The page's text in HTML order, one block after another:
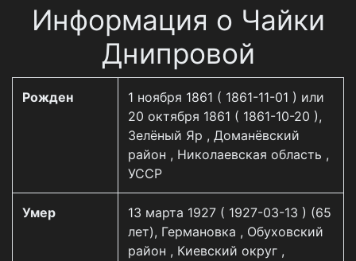
Информация о Чайки
Днипровой
Рожден
1 ноября 1861 ( 1861-11-01 ) или
20 октября 1861 ( 1861-10-20 ),
Зелёный Яр , Доманёвский
район , Николаевская область ,
УССР
Умер
13 марта 1927 ( 1927-03-13 ) (65
лет), Германовка , Обуховский
район , Киевский округ ,